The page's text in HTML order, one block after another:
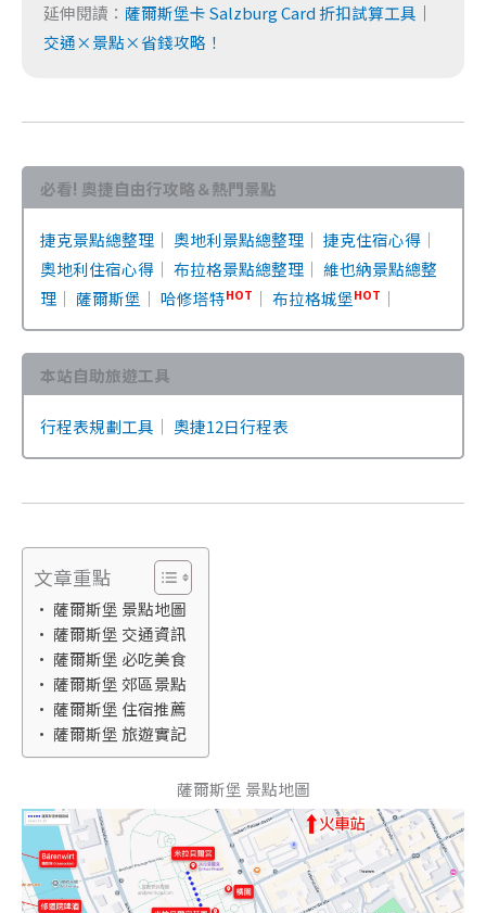
延伸閱讀： 薩爾斯堡卡 Salzburg Card 折扣試算工具｜
交通×景點×省錢攻略！
必看! 奧捷自由行攻略＆熱門景點
捷克景點總整理 ｜ 奧地利景點總整理 ｜ 捷克住宿心得 ｜
奧地利住宿心得 ｜ 布拉格景點總整理 ｜ 維也納景點總整
理 ｜ 薩爾斯堡 ｜ 哈修塔特HOT ｜ 布拉格城堡HOT ｜
本站自助旅遊工具
行程表規劃工具 ｜ 奧捷12日行程表
文章重點
薩爾斯堡 景點地圖
薩爾斯堡 交通資訊
薩爾斯堡 必吃美食
薩爾斯堡 郊區景點
薩爾斯堡 住宿推薦
薩爾斯堡 旅遊實記
薩爾斯堡 景點地圖